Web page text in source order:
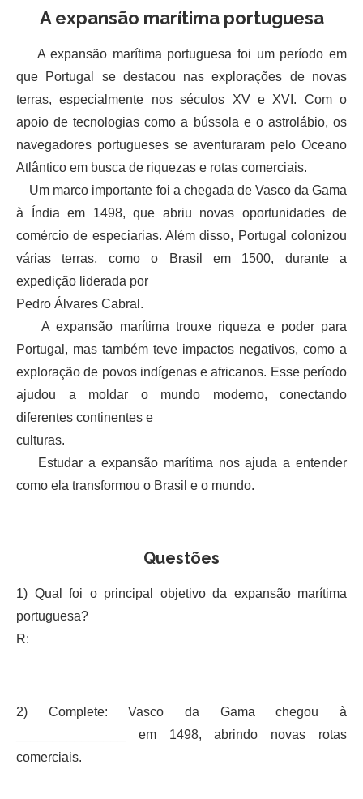
A expansão marítima portuguesa
A expansão marítima portuguesa foi um período em
que Portugal se destacou nas explorações de novas
terras, especialmente nos séculos XV e XVI. Com o
apoio de tecnologias como a bússola e o astrolábio, os
navegadores portugueses se aventuraram pelo Oceano
Atlântico em busca de riquezas e rotas comerciais.
Um marco importante foi a chegada de Vasco da Gama
à Índia em 1498, que abriu novas oportunidades de
comércio de especiarias. Além disso, Portugal colonizou
várias terras, como o Brasil em 1500, durante a
expedição liderada por
Pedro Álvares Cabral.
A expansão marítima trouxe riqueza e poder para
Portugal, mas também teve impactos negativos, como a
exploração de povos indígenas e africanos. Esse período
ajudou a moldar o mundo moderno, conectando
diferentes continentes e
culturas.
Estudar a expansão marítima nos ajuda a entender
como ela transformou o Brasil e o mundo.
Questões
1) Qual foi o principal objetivo da expansão marítima
portuguesa?
R:
2) Complete: Vasco da Gama chegou à
_______________ em 1498, abrindo novas rotas
comerciais.